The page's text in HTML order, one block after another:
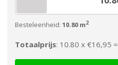
Besteleenheid: 10.80 m2
Totaalprijs: 10.80 x €16,95 =